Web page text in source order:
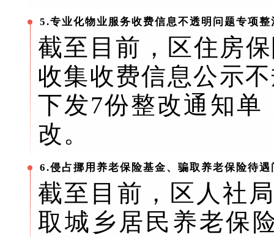
5.专业化物业服务收费信息不透明问题专项整
截至目前，区住房
收集收费信息公示
下发7份整改通知单
改。
6.侵占挪用养老保险基金、骗取养老保险待
截至目前，区人社
取城乡居民养老保